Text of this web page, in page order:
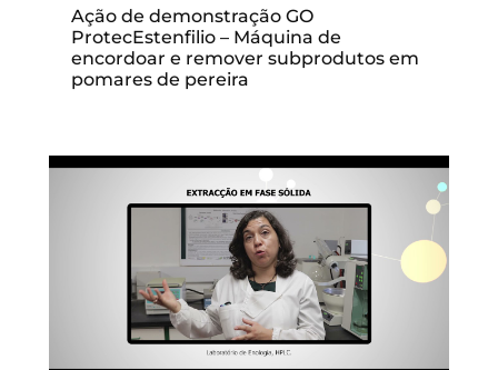
Ação de demonstração GO
ProtecEstenfilio – Máquina de
encordoar e remover subprodutos em
pomares de pereira